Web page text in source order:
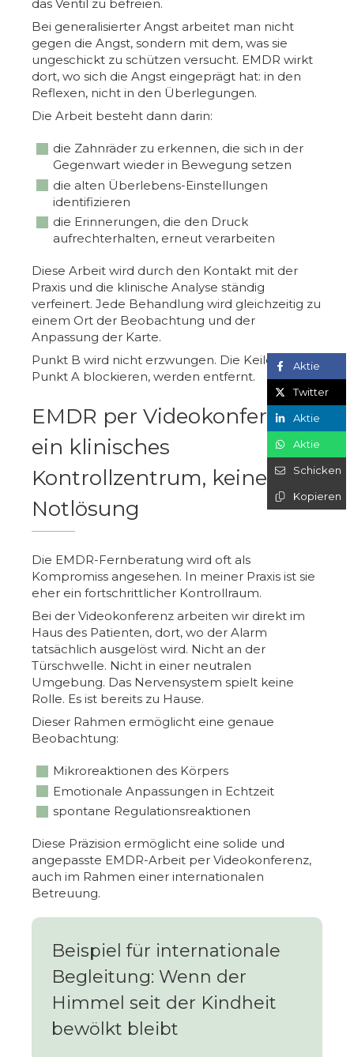
das Ventil zu befreien.
Bei generalisierter Angst arbeitet man nicht
gegen die Angst, sondern mit dem, was sie
ungeschickt zu schützen versucht. EMDR wirkt
dort, wo sich die Angst eingeprägt hat: in den
Reflexen, nicht in den Überlegungen.
Die Arbeit besteht dann darin:
die Zahnräder zu erkennen, die sich in der
Gegenwart wieder in Bewegung setzen
die alten Überlebens-Einstellungen
identifizieren
die Erinnerungen, die den Druck
aufrechterhalten, erneut verarbeiten
Diese Arbeit wird durch den Kontakt mit der
Praxis und die klinische Analyse ständig
verfeinert. Jede Behandlung wird gleichzeitig zu
einem Ort der Beobachtung und der
Anpassung der Karte.
Punkt B wird nicht erzwungen. Die Keile, die
Punkt A blockieren, werden entfernt.
EMDR per Videokonferenz:
ein klinisches
Kontrollzentrum, keine
Notlösung
Die EMDR-Fernberatung wird oft als
Kompromiss angesehen. In meiner Praxis ist sie
eher ein fortschrittlicher Kontrollraum.
Bei der Videokonferenz arbeiten wir direkt im
Haus des Patienten, dort, wo der Alarm
tatsächlich ausgelöst wird. Nicht an der
Türschwelle. Nicht in einer neutralen
Umgebung. Das Nervensystem spielt keine
Rolle. Es ist bereits zu Hause.
Dieser Rahmen ermöglicht eine genaue
Beobachtung:
Mikroreaktionen des Körpers
Emotionale Anpassungen in Echtzeit
spontane Regulationsreaktionen
Diese Präzision ermöglicht eine solide und
angepasste EMDR-Arbeit per Videokonferenz,
auch im Rahmen einer internationalen
Betreuung.
Beispiel für internationale
Begleitung: Wenn der
Himmel seit der Kindheit
bewölkt bleibt
Aktie
Twitter
Aktie
Aktie
Schicken
Kopieren